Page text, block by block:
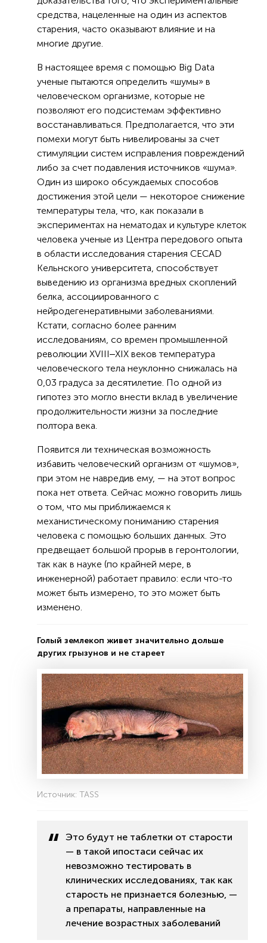
средства, нацеленные на один из аспектов
старения, часто оказывают влияние и на
многие другие.
В настоящее время с помощью Big Data
ученые пытаются определить «шумы» в
человеческом организме, которые не
позволяют его подсистемам эффективно
восстанавливаться. Предполагается, что эти
помехи могут быть нивелированы за счет
стимуляции систем исправления повреждений
либо за счет подавления источников «шума».
Один из широко обсуждаемых способов
достижения этой цели — некоторое снижение
температуры тела, что, как показали в
экспериментах на нематодах и культуре клеток
человека ученые из Центра передового опыта
в области исследования старения CECAD
Кельнского университета, способствует
выведению из организма вредных скоплений
белка, ассоциированного с
нейродегенеративными заболеваниями.
Кстати, согласно более ранним
исследованиям, со времен промышленной
революции XVIII‒XIX веков температура
человеческого тела неуклонно снижалась на
0,03 градуса за десятилетие. По одной из
гипотез это могло внести вклад в увеличение
продолжительности жизни за последние
полтора века.
Появится ли техническая возможность
избавить человеческий организм от «шумов»,
при этом не навредив ему, — на этот вопрос
пока нет ответа. Сейчас можно говорить лишь
о том, что мы приближаемся к
механистическому пониманию старения
человека с помощью больших данных. Это
предвещает большой прорыв в геронтологии,
так как в науке (по крайней мере, в
инженерной) работает правило: если что-то
может быть измерено, то это может быть
изменено.
Голый землекоп живет значительно дольше
других грызунов и не стареет
Источник: TASS
Это будут не таблетки от старости
— в такой ипостаси сейчас их
невозможно тестировать в
клинических исследованиях, так как
старость не признается болезнью, —
а препараты, направленные на
лечение возрастных заболеваний